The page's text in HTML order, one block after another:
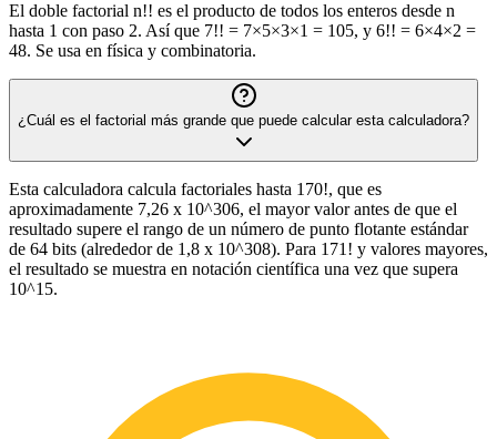
El doble factorial n!! es el producto de todos los enteros desde n
hasta 1 con paso 2. Así que 7!! = 7×5×3×1 = 105, y 6!! = 6×4×2 =
48. Se usa en física y combinatoria.
¿Cuál es el factorial más grande que puede calcular esta calculadora?
Esta calculadora calcula factoriales hasta 170!, que es
aproximadamente 7,26 x 10^306, el mayor valor antes de que el
resultado supere el rango de un número de punto flotante estándar
de 64 bits (alrededor de 1,8 x 10^308). Para 171! y valores mayores,
el resultado se muestra en notación científica una vez que supera
10^15.